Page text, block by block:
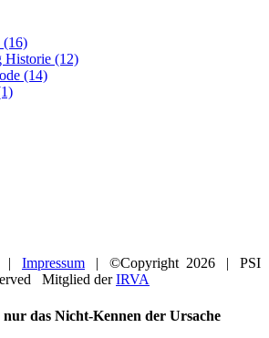
(16)
Historie (12)
(14)
| Impressum | ©Copyright 2026 | PSI
Mitglied derIRVA
das Nicht-Kennen der Ursache